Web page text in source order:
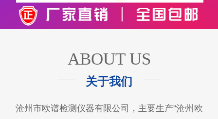
ABOUT US
关于我们
沧州市欧谱检测仪器有限公司，主要生产"沧州欧